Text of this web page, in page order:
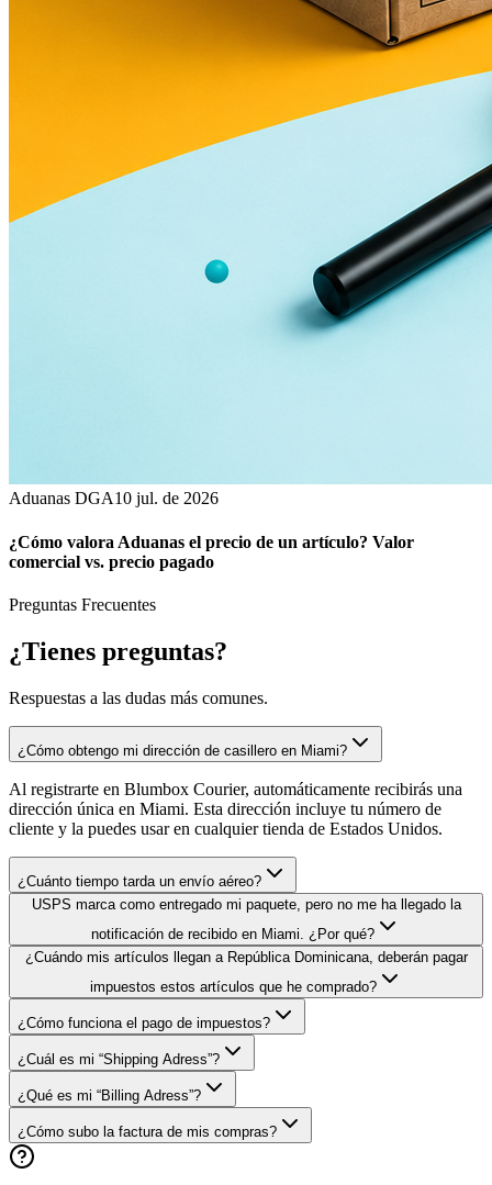
Aduanas DGA10 jul. de 2026
¿Cómo valora Aduanas el precio de un artículo? Valor
comercial vs. precio pagado
Preguntas Frecuentes
¿Tienes preguntas?
Respuestas a las dudas más comunes.
¿Cómo obtengo mi dirección de casillero en Miami?
Al registrarte en Blumbox Courier, automáticamente recibirás una
dirección única en Miami. Esta dirección incluye tu número de
cliente y la puedes usar en cualquier tienda de Estados Unidos.
¿Cuánto tiempo tarda un envío aéreo?
USPS marca como entregado mi paquete, pero no me ha llegado la
notificación de recibido en Miami. ¿Por qué?
¿Cuándo mis artículos llegan a República Dominicana, deberán pagar
impuestos estos artículos que he comprado?
¿Cómo funciona el pago de impuestos?
¿Cuál es mi “Shipping Adress”?
¿Qué es mi “Billing Adress”?
¿Cómo subo la factura de mis compras?